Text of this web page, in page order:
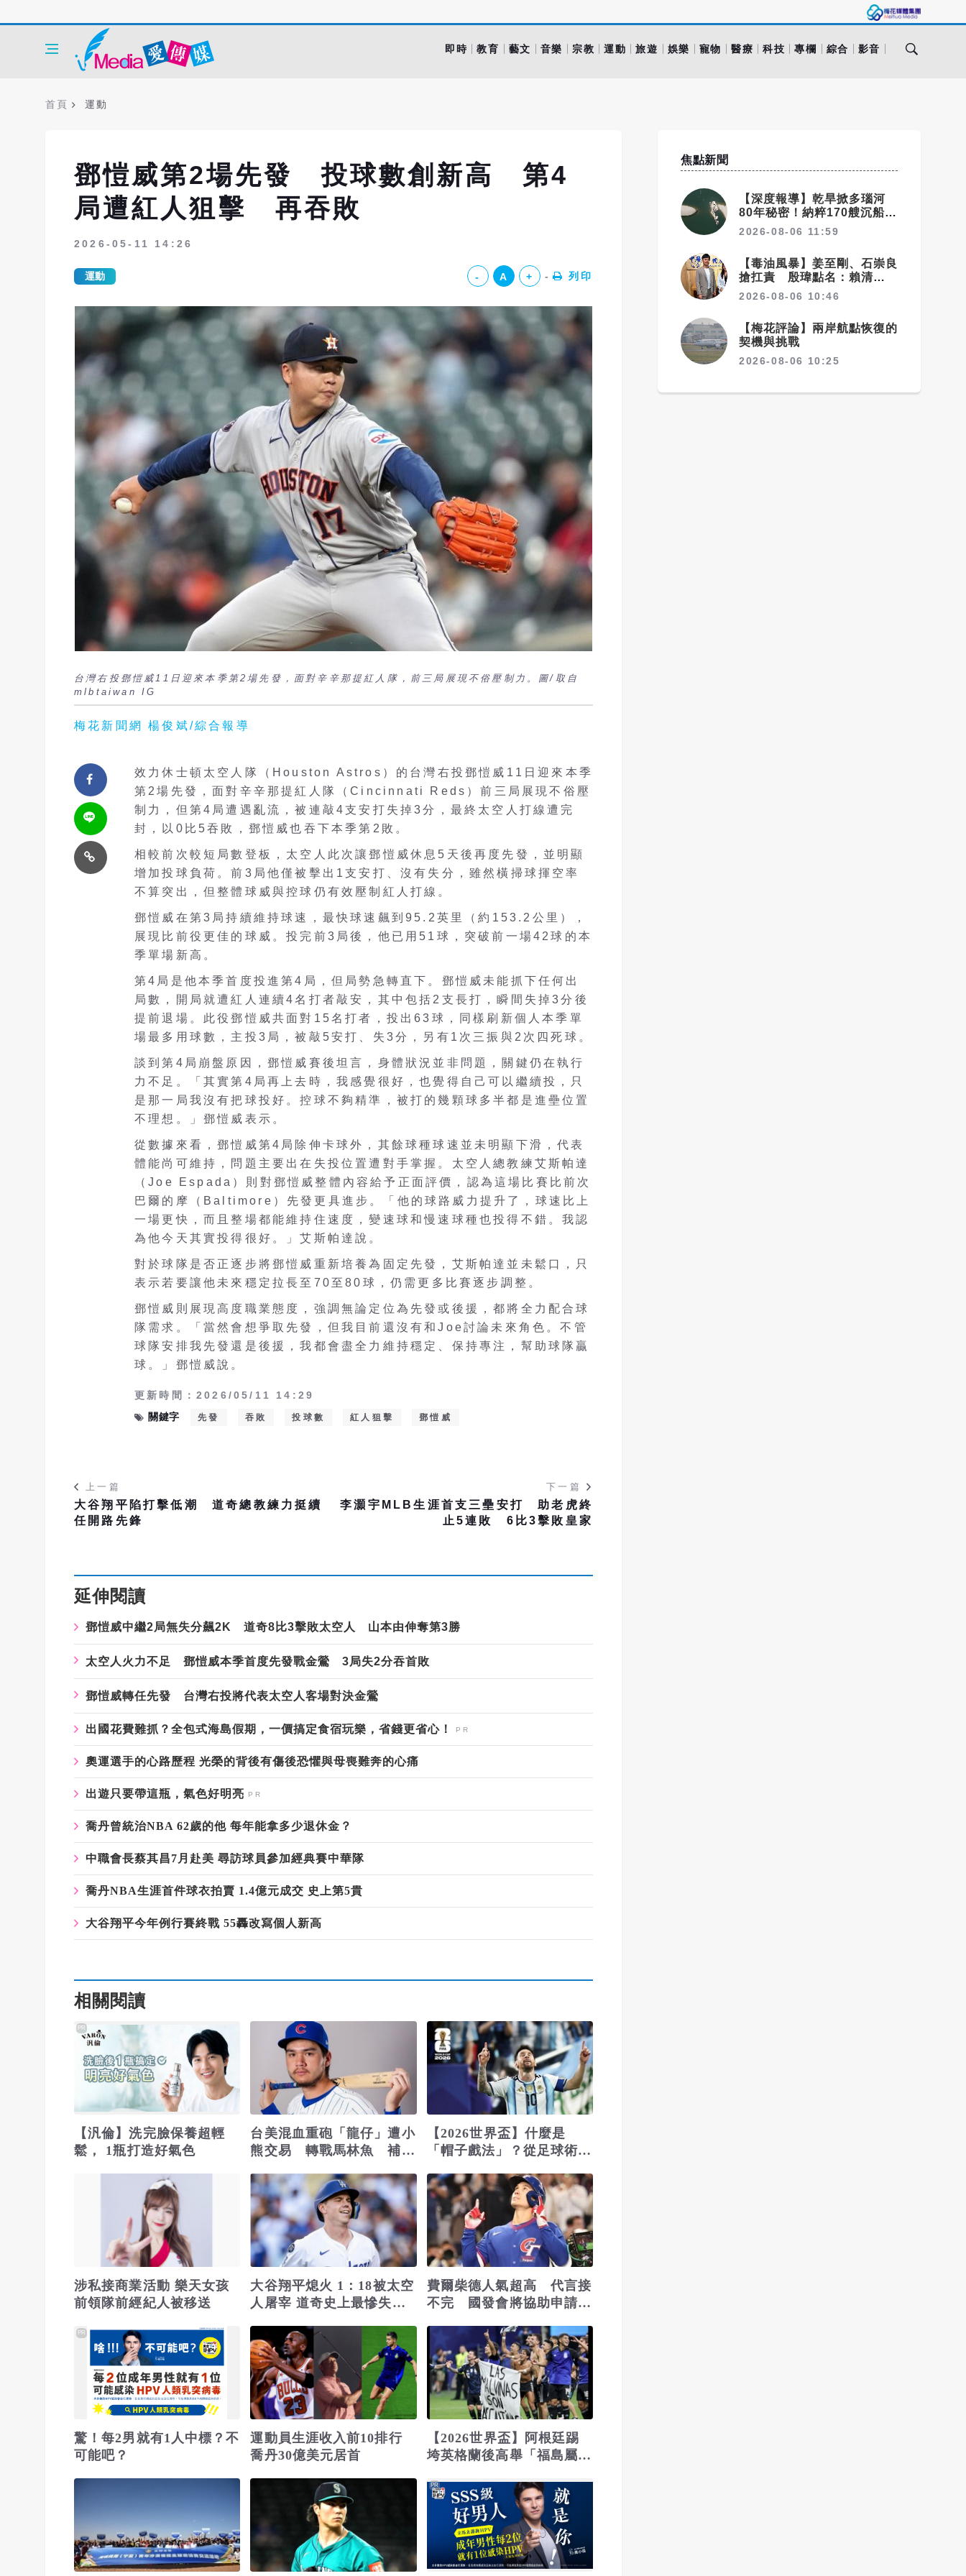
即時 教育 藝文 音樂 宗教 運動 旅遊 娛樂 寵物 醫療 科技 專欄 綜合 影音
首頁 運動
鄧愷威第2場先發 投球數創新高 第4
局遭紅人狙擊 再吞敗
2026-05-11 14:26
運動 - A + 列印
台灣右投鄧愷威11日迎來本季第2場先發，面對辛辛那提紅人隊，前三局展現不俗壓制力。圖/取自
mlbtaiwan IG
梅花新聞網 楊俊斌/綜合報導
效力休士頓太空人隊（Houston Astros）的台灣右投鄧愷威11日迎來本季
第2場先發，面對辛辛那提紅人隊（Cincinnati Reds）前三局展現不俗壓
制力，但第4局遭遇亂流，被連敲4支安打失掉3分，最終太空人打線遭完
封，以0比5吞敗，鄧愷威也吞下本季第2敗。
相較前次較短局數登板，太空人此次讓鄧愷威休息5天後再度先發，並明顯
增加投球負荷。前3局他僅被擊出1支安打、沒有失分，雖然橫掃球揮空率
不算突出，但整體球威與控球仍有效壓制紅人打線。
鄧愷威在第3局持續維持球速，最快球速飆到95.2英里（約153.2公里），
展現比前役更佳的球威。投完前3局後，他已用51球，突破前一場42球的本
季單場新高。
第4局是他本季首度投進第4局，但局勢急轉直下。鄧愷威未能抓下任何出
局數，開局就遭紅人連續4名打者敲安，其中包括2支長打，瞬間失掉3分後
提前退場。此役鄧愷威共面對15名打者，投出63球，同樣刷新個人本季單
場最多用球數，主投3局，被敲5安打、失3分，另有1次三振與2次四死球。
談到第4局崩盤原因，鄧愷威賽後坦言，身體狀況並非問題，關鍵仍在執行
力不足。「其實第4局再上去時，我感覺很好，也覺得自己可以繼續投，只
是那一局我沒有把球投好。控球不夠精準，被打的幾顆球多半都是進壘位置
不理想。」鄧愷威表示。
從數據來看，鄧愷威第4局除伸卡球外，其餘球種球速並未明顯下滑，代表
體能尚可維持，問題主要出在失投位置遭對手掌握。太空人總教練艾斯帕達
（Joe Espada）則對鄧愷威整體內容給予正面評價，認為這場比賽比前次
巴爾的摩（Baltimore）先發更具進步。「他的球路威力提升了，球速比上
一場更快，而且整場都能維持住速度，變速球和慢速球種也投得不錯。我認
為他今天其實投得很好。」艾斯帕達說。
對於球隊是否正逐步將鄧愷威重新培養為固定先發，艾斯帕達並未鬆口，只
表示若要讓他未來穩定拉長至70至80球，仍需更多比賽逐步調整。
鄧愷威則展現高度職業態度，強調無論定位為先發或後援，都將全力配合球
隊需求。「當然會想爭取先發，但我目前還沒有和Joe討論未來角色。不管
球隊安排我先發還是後援，我都會盡全力維持穩定、保持專注，幫助球隊贏
球。」鄧愷威說。
更新時間：2026/05/11 14:29
關鍵字
先發 吞敗 投球數 紅人狙擊 鄧愷威
上一篇
大谷翔平陷打擊低潮 道奇總教練力挺續
任開路先鋒
下一篇
李灝宇MLB生涯首支三壘安打 助老虎終
止5連敗 6比3擊敗皇家
延伸閱讀
鄧愷威中繼2局無失分飆2K 道奇8比3擊敗太空人 山本由伸奪第3勝
太空人火力不足 鄧愷威本季首度先發戰金鶯 3局失2分吞首敗
鄧愷威轉任先發 台灣右投將代表太空人客場對決金鶯
出國花費難抓？全包式海島假期，一價搞定食宿玩樂，省錢更省心！
奧運選手的心路歷程 光榮的背後有傷後恐懼與母喪難奔的心痛
出遊只要帶這瓶，氣色好明亮
喬丹曾統治NBA 62歲的他 每年能拿多少退休金？
中職會長蔡其昌7月赴美 尋訪球員參加經典賽中華隊
喬丹NBA生涯首件球衣拍賣 1.4億元成交 史上第5貴
大谷翔平今年例行賽終戰 55轟改寫個人新高
相關閱讀
【汎倫】洗完臉保養超輕
鬆， 1瓶打造好氣色
PR
台美混血重砲「龍仔」遭小
熊交易 轉戰馬林魚 補強
【2026世界盃】什麼是
「帽子戲法」？從足球術語
涉私接商業活動 樂天女孩
前領隊前經紀人被移送
大谷翔平熄火 1：18被太空
人屠宰 道奇史上最慘失分
費爾柴德人氣超高 代言接
不完 國發會將協助申請就
驚！每2男就有1人中標？不
可能吧？
PR
運動員生涯收入前10排行
喬丹30億美元居首
【2026世界盃】阿根廷踢
垮英格蘭後高舉「福島屬阿
調查！
PR
焦點新聞
【深度報導】乾旱掀多瑙河
80年秘密！納粹170艘沉船重
見天日 塞爾維亞砸數億清障
2026-08-06 11:59
【毒油風暴】姜至剛、石崇良
搶扛責 殷瑋點名：賴清德親
口背書20%毒油放行
2026-08-06 10:46
【梅花評論】兩岸航點恢復的
契機與挑戰
2026-08-06 10:25